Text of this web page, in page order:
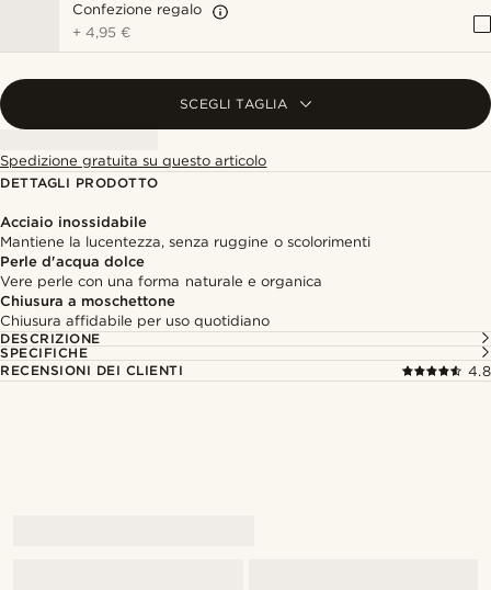
Confezione regalo
+4,95 €
SCEGLI TAGLIA
Spedizione gratuita su questo articolo
DETTAGLI PRODOTTO
Acciaio inossidabile
Mantiene la lucentezza, senza ruggine o scolorimenti
Perle d'acqua dolce
Vere perle con una forma naturale e organica
Chiusura a moschettone
Chiusura affidabile per uso quotidiano
DESCRIZIONE
SPECIFICHE
RECENSIONI DEI CLIENTI
4.8